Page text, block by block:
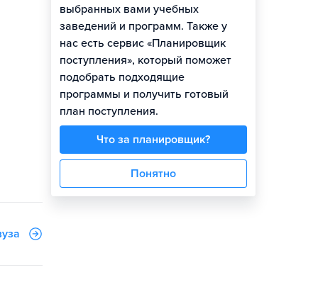
выбранных вами учебных
заведений и программ. Также у
нас есть сервис «Планировщик
поступления», который поможет
подобрать подходящие
программы и получить готовый
план поступления.
Что за планировщик?
Понятно